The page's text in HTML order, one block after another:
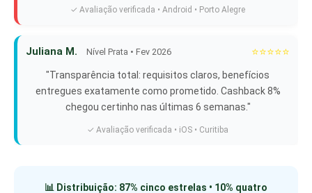
✓ Avaliação verificada • Android • Porto Alegre
Juliana M. Nível Prata • Fev 2026 ⭐⭐⭐⭐⭐
"Transparência total: requisitos claros, benefícios
entregues exatamente como prometido. Cashback 8%
chegou certinho nas últimas 6 semanas."
✓ Avaliação verificada • iOS • Curitiba
📊 Distribuição: 87% cinco estrelas • 10% quatro